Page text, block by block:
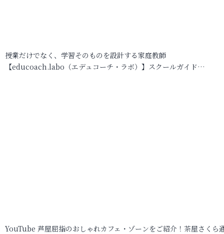
授業だけでなく、学習そのものを設計する家庭教師
【educoach.labo（エデュコーチ・ラボ）】スクールガイド…
YouTube 芦屋屈指のおしゃれカフェ・ゾーンをご紹介！茶屋さくら